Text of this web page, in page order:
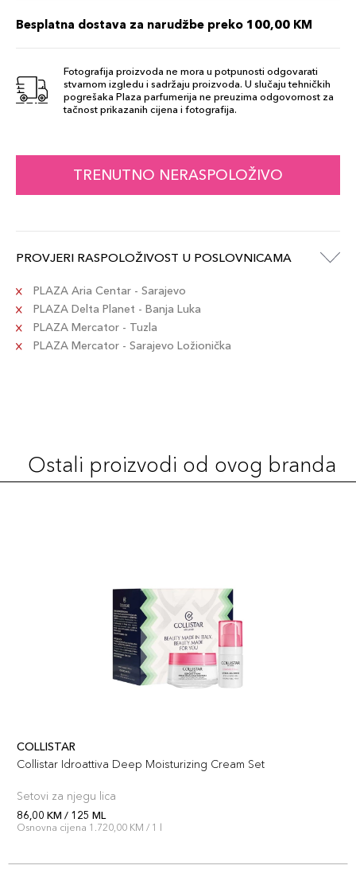
Besplatna dostava za narudžbe preko 100,00 KM
Fotografija proizvoda ne mora u potpunosti odgovarati
stvarnom izgledu i sadržaju proizvoda. U slučaju tehničkih
pogrešaka Plaza parfumerija ne preuzima odgovornost za
tačnost prikazanih cijena i fotografija.
TRENUTNO NERASPOLOŽIVO
PROVJERI RASPOLOŽIVOST U POSLOVNICAMA
PLAZA Aria Centar - Sarajevo
PLAZA Delta Planet - Banja Luka
PLAZA Mercator - Tuzla
PLAZA Mercator - Sarajevo Ložionička
Ostali proizvodi od ovog branda
COLLISTAR
Collistar Idroattiva Deep Moisturizing Cream Set
Setovi za njegu lica
86,00 KM / 125 ML
Osnovna cijena 1.720,00 KM / 1 l